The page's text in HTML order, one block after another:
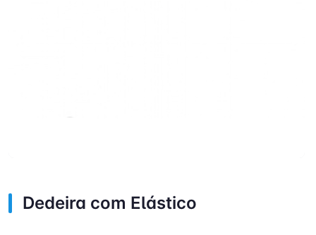
Dedeira com Elástico